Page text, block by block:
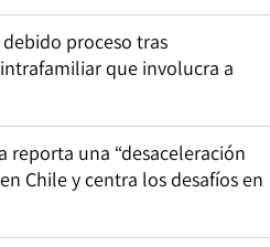
proceso tras
que involucra a
reporta una “desaceleración
Chile y centra los desafíos en